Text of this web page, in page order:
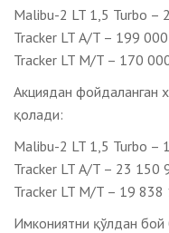
Malibu-2 LT 1,5 Turbo –
Tracker LT А/T – 199
Tracker LT M/T – 170
Акциядан фойдаланган
қолади:
Malibu-2 LT 1,5 Turbo –
Tracker LT А/T – 23 150
Tracker LT M/T – 19 838
Имкониятни қўлдан бой